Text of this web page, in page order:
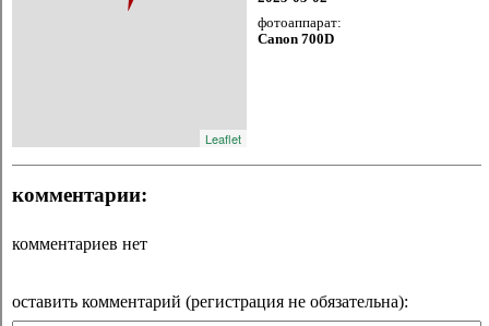
Leaflet
фотоаппарат:
Canon 700D
комментарии:
комментариев нет
оставить комментарий (регистрация не обязательна):